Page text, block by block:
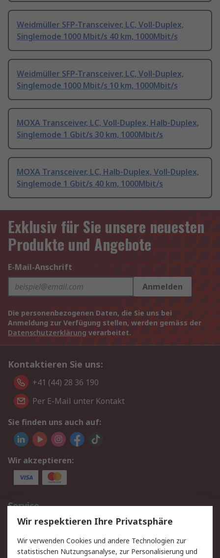
Weidmüller SFP-Transceiver, LC, Voll-Duplex,
Singlemode 1000 Mbit/s 40 km, 1000Mbit/s
Weidmüller SFP-Transceiver, LC, Voll-Duplex,
Singlemode 1000 Mbit/s 10 km, 1000Mbit/s
MOXA Transceiver, LC, Voll-Duplex, Halb-Duplex,
Singlemode 1 Gbit/s 30 km, 1000Mbit/s
MOXA Transceiver, LC, Halb-Duplex, Voll-Duplex,
Singlemode 1 Gbit/s 40 km, 1000Mbit/s
Exklusiv für Sie unsere neuesten
Produkte und Angebote
E-Mail-Anschrift
Anmelden
Die personenbezogenen Daten, die Sie uns bei
Anmeldung zur Verfügung stellen, werden gemäss der
Datenschutzerklärung verarbeitet.
Kontaktieren Sie uns:
+41 (44) 28 36 190
Per E-Mail unter Kontakt
Sie finden uns auch auf:
Wir akzeptieren:
Service
Value Added Services
Lieferlösungen
Rücksendungen
Kontakt
Hilfe
Wir respektieren Ihre Privatsphäre
Wir verwenden Cookies und andere Technologien zur
statistischen Nutzungsanalyse, zur Personalisierung und